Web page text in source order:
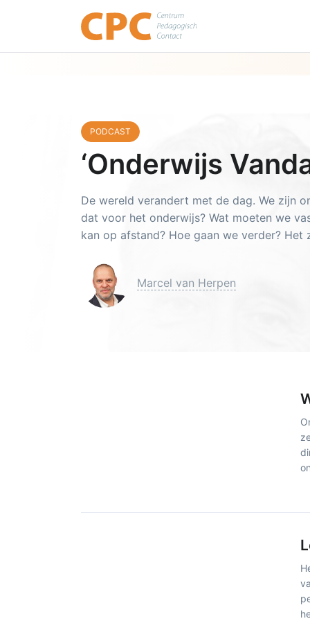
PODCAST
‘Onderwijs
De wereld verandert met de dag. We zijn
dat voor het onderwijs? Wat moeten we
kan op afstand? Hoe gaan we verder?
Marcel van Herpen